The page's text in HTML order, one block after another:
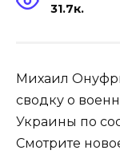
31.7к.
Михаил
сводку о
Украины по
Смотрите